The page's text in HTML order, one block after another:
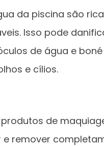
da piscina são
Isso pode
de água e
e cílios.
de
remover